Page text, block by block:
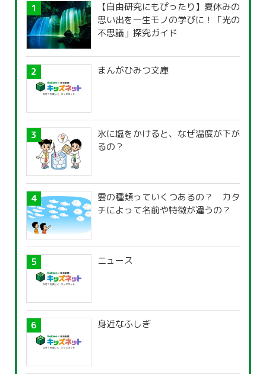
【自由研究にもぴったり】夏休みの
思い出を一生モノの学びに！「光の
不思議」探究ガイド
まんがひみつ文庫
氷に塩をかけると、なぜ温度が下が
るの？
雲の種類っていくつあるの？ カタ
チによって名前や特徴が違うの？
ニュース
身近なふしぎ